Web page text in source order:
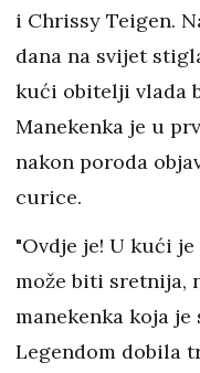
i Chrissy Teigen.
dana na svijet
kući obitelji vlada
Manekenka je u
nakon poroda
curice.
"Ovdje je! U kući
može biti sretnija,
manekenka koja je
Legendom dobila